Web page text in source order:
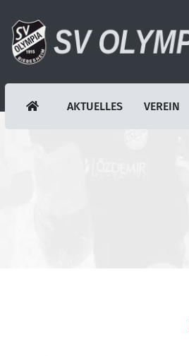
AKTUELLES VEREIN